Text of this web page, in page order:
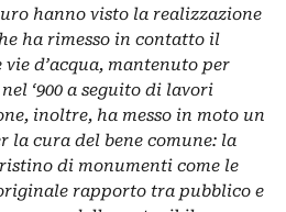
hanno visto la realizzazione
ha rimesso in contatto il
d’acqua, mantenuto per
‘900 a seguito di lavori
inoltre, ha messo in moto un
la cura del bene comune: la
di monumenti come le
rapporto tra pubblico e